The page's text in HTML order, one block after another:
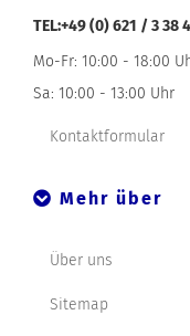
TEL:+49 (0) 621 / 3 38
Mo-Fr: 10:00 - 18:00
Sa: 10:00 - 13:00 Uhr
Kontaktformular
Mehr über
Über uns
Sitemap